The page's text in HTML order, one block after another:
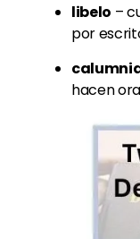
libelo –
por
hacen